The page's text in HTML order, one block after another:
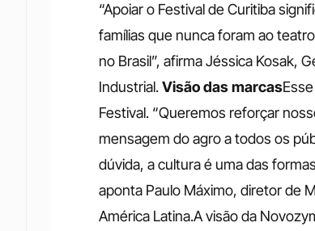
“Apoiar o Festival de Curitiba
famílias que nunca foram ao
no Brasil”, afirma Jéssica Kosak,
Industrial. Visão das marcas
Festival. “Queremos reforçar
mensagem do agro a todos os
dúvida, a cultura é uma das
aponta Paulo Máximo, diretor de
América Latina.A visão da